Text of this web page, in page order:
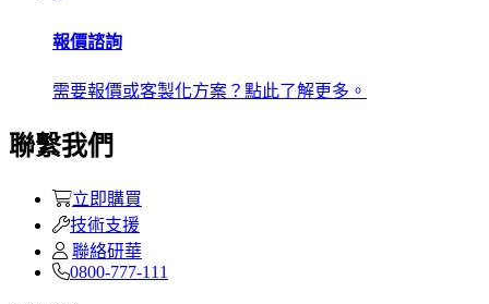
報價諮詢
需要報價或客製化方案？點此了解更多。
聯繫我們
立即購買
技術支援
聯絡研華
0800-777-111